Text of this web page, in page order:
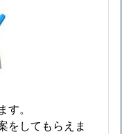
。
をしてもらえま